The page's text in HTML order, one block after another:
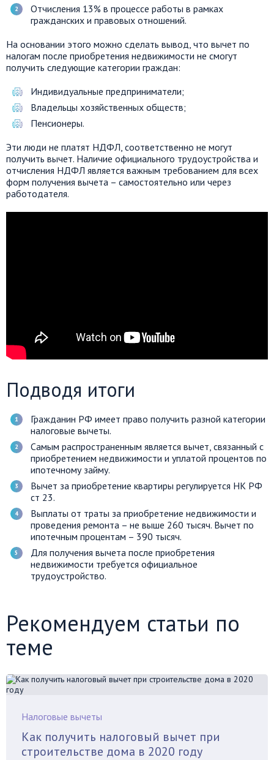
Отчисления 13% в процессе работы в рамках
гражданских и правовых отношений.
На основании этого можно сделать вывод, что вычет по
налогам после приобретения недвижимости не смогут
получить следующие категории граждан:
Индивидуальные предприниматели;
Владельцы хозяйственных обществ;
Пенсионеры.
Эти люди не платят НДФЛ, соответственно не могут
получить вычет. Наличие официального трудоустройства и
отчисления НДФЛ является важным требованием для всех
форм получения вычета – самостоятельно или через
работодателя.
Подводя итоги
Гражданин РФ имеет право получить разной категории
налоговые вычеты.
Самым распространенным является вычет, связанный с
приобретением недвижимости и уплатой процентов по
ипотечному займу.
Вычет за приобретение квартиры регулируется НК РФ
ст 23.
Выплаты от траты за приобретение недвижимости и
проведения ремонта – не выше 260 тысяч. Вычет по
ипотечным процентам – 390 тысяч.
Для получения вычета после приобретения
недвижимости требуется официальное
трудоустройство.
Рекомендуем статьи по
теме
Налоговые вычеты
Как получить налоговый вычет при
строительстве дома в 2020 году